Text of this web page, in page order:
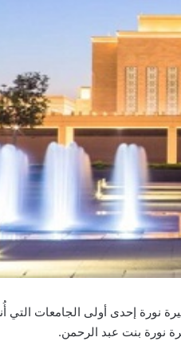
نورة إحدى أولى الجامعات
نورة بنت عبد الرحمن.